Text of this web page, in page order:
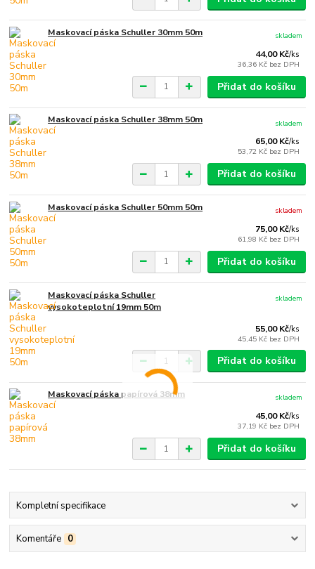
Maskovací páska Schuller 30mm 50m
44,00 Kč/ks
36,36 Kč bez DPH
skladem
Přidat do košíku
Maskovací páska Schuller 38mm 50m
65,00 Kč/ks
53,72 Kč bez DPH
skladem
Přidat do košíku
Maskovací páska Schuller 50mm 50m
75,00 Kč/ks
61,98 Kč bez DPH
skladem
Přidat do košíku
Maskovací páska Schuller
vysokoteplotní 19mm 50m
55,00 Kč/ks
45,45 Kč bez DPH
skladem
Přidat do košíku
Maskovací páska papírová 38mm
45,00 Kč/ks
37,19 Kč bez DPH
skladem
Přidat do košíku
Kompletní specifikace
Komentáře 0